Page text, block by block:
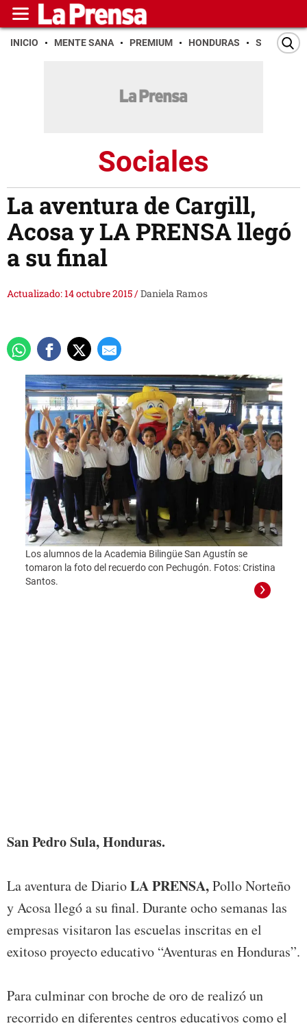
INICIO MENTE SANA PREMIUM HONDURAS SAN PEDRO
Sociales
La aventura de Cargill,
Acosa y LA PRENSA llegó
a su final
Actualizado: 14 octubre 2015/Daniela Ramos
Los alumnos de la Academia Bilingüe San Agustín se
tomaron la foto del recuerdo con Pechugón. Fotos: Cristina
Santos.
San Pedro Sula, Honduras.
La aventura de DiarioLA PRENSA,Pollo Norteño
y Acosa llegó a su final. Durante ocho semanas las
empresas visitaron las escuelas inscritas en el
exitoso proyecto educativo “Aventuras en Honduras”.
Para culminar con broche de oro de realizó un
recorrido en diferentes centros educativos como el